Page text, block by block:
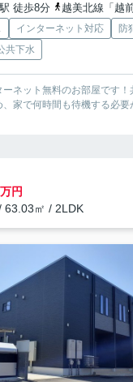
徒歩8分
越美北線「越前大
インターネット対応
防
共下水
ネット無料のお部屋です！
家で何時間も待機する必要
円
63.03㎡ / 2LDK